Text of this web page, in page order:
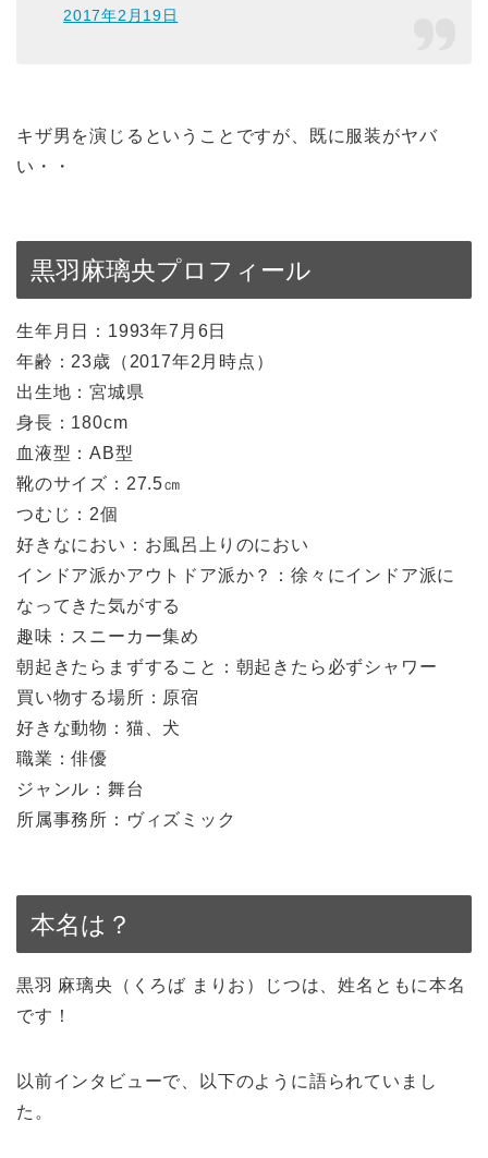
2017年2月19日
キザ男を演じるということですが、既に服装がヤバ
い・・
黒羽麻璃央プロフィール
生年月日：1993年7月6日
年齢：23歳（2017年2月時点）
出生地：宮城県
身長：180cm
血液型：AB型
靴のサイズ：27.5㎝
つむじ：2個
好きなにおい：お風呂上りのにおい
インドア派かアウトドア派か？：徐々にインドア派に
なってきた気がする
趣味：スニーカー集め
朝起きたらまずすること：朝起きたら必ずシャワー
買い物する場所：原宿
好きな動物：猫、犬
職業：俳優
ジャンル：舞台
所属事務所：ヴィズミック
本名は？
黒羽 麻璃央（くろば まりお）じつは、姓名ともに本名
です！
以前インタビューで、以下のように語られていまし
た。